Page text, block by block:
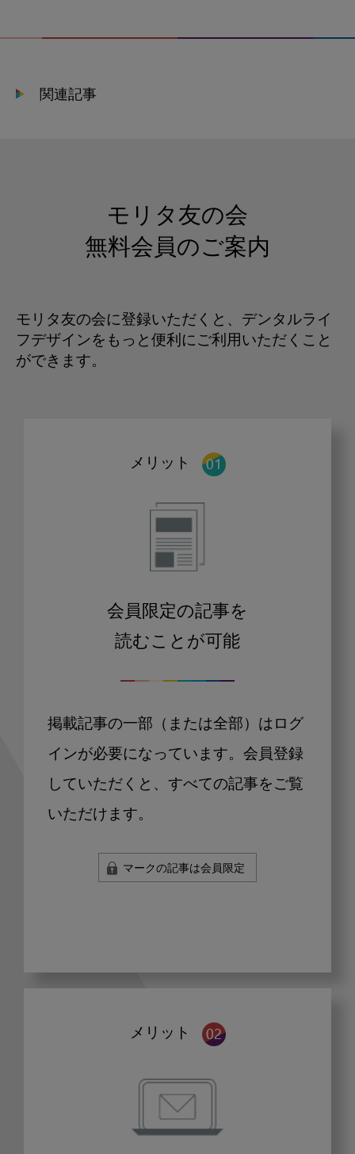
関連記事
モリタ友の会
無料会員のご案内
モリタ友の会に登録いただくと、デンタルライ
フデザインをもっと便利にご利用いただくこと
ができます。
メリット
会員限定の記事を
読むことが可能
掲載記事の一部（または全部）はログ
インが必要になっています。会員登録
していただくと、すべての記事をご覧
いただけます。
マークの記事は会員限定
メリット